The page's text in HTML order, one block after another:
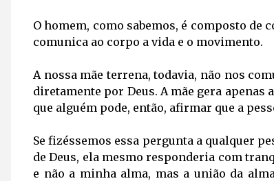
O homem, como sabemos, é composto
comunica ao corpo a vida e o movimento.
A nossa mãe terrena, todavia, não nos
diretamente por Deus. A mãe gera apenas
que alguém pode, então, afirmar que a
Se fizéssemos essa pergunta a qualquer
de Deus, ela mesmo responderia com
e não a minha alma, mas a união da